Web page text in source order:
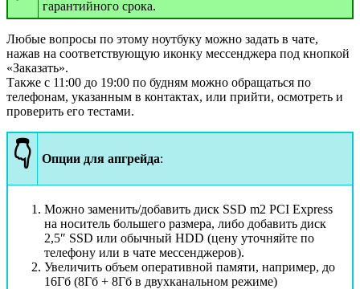
гарантийного срока.
Любые вопросы по этому ноутбуку можно задать в чате,
нажав на соответствующую иконку мессенджера под кнопкой
«Заказать».
Также с 11:00 до 19:00 по будням можно обращаться по
телефонам, указанным в контактах, или прийти, осмотреть и
проверить его тестами.
👇 Опции для апгрейда:
Можно заменить/добавить диск SSD m2 PCI Express
на носитель большего размера, либо добавить диск
2,5″ SSD или обычный HDD (цену уточняйте по
телефону или в чате мессенджеров).
Увеличить объем оперативной памяти, например, до
16Гб (8Гб + 8Гб в двухканальном режиме)